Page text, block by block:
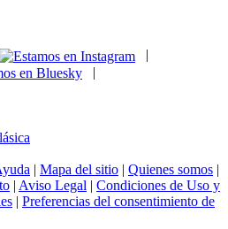
|
| Mapa del sitio | Quienes somos |
| Aviso Legal | Condiciones de Uso y
| Preferencias del consentimiento de